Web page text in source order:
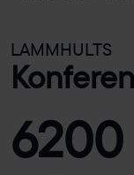
LAMMHULTS